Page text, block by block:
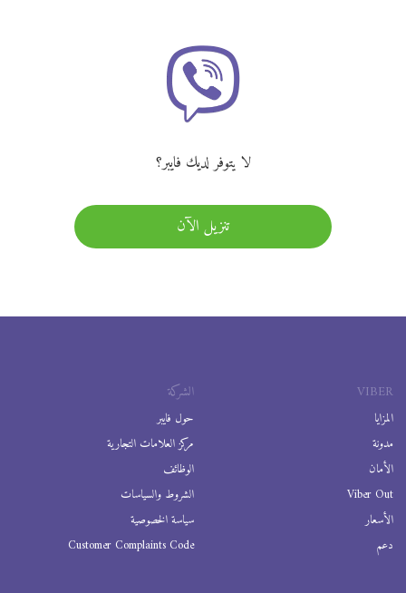
لا يتوفر لديك فايبر؟
تنزيل الآن
VIBER
المزايا
مدونة
الأمان
Viber Out
الأسعار
دعم
الشركة
حول فايبر
مركز العلامات التجارية
الوظائف
الشروط والسياسات
سياسة الخصوصية
Customer Complaints Code